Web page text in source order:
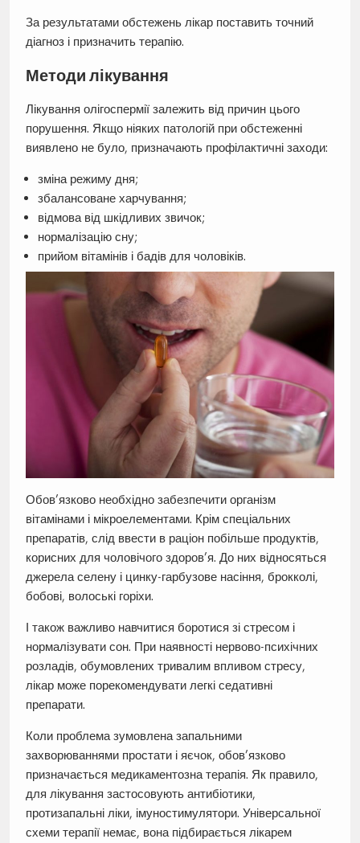
За результатами обстежень лікар поставить точний
діагноз і призначить терапію.
Методи лікування
Лікування олігоспермії залежить від причин цього
порушення. Якщо ніяких патологій при обстеженні
виявлено не було, призначають профілактичні заходи:
зміна режиму дня;
збалансоване харчування;
відмова від шкідливих звичок;
нормалізацію сну;
прийом вітамінів і бадів для чоловіків.
Обов’язково необхідно забезпечити організм
вітамінами і мікроелементами. Крім спеціальних
препаратів, слід ввести в раціон побільше продуктів,
корисних для чоловічого здоров’я. До них відносяться
джерела селену і цинку-гарбузове насіння, брокколі,
бобові, волоські горіхи.
І також важливо навчитися боротися зі стресом і
нормалізувати сон. При наявності нервово-психічних
розладів, обумовлених тривалим впливом стресу,
лікар може порекомендувати легкі седативні
препарати.
Коли проблема зумовлена запальними
захворюваннями простати і яєчок, обов’язково
призначається медикаментозна терапія. Як правило,
для лікування застосовують антибіотики,
протизапальні ліки, імуностимулятори. Універсальної
схеми терапії немає, вона підбирається лікарем